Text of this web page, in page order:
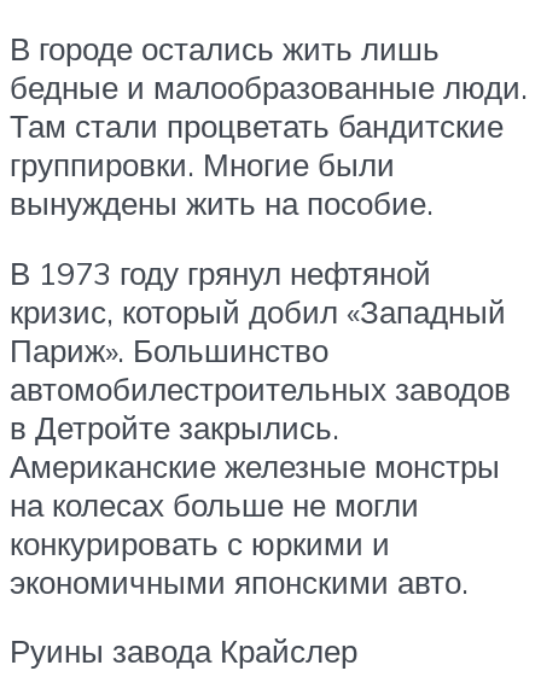
В городе остались жить лишь
бедные и малообразованные люди.
Там стали процветать бандитские
группировки. Многие были
вынуждены жить на пособие.
В 1973 году грянул нефтяной
кризис, который добил «Западный
Париж». Большинство
автомобилестроительных заводов
в Детройте закрылись.
Американские железные монстры
на колесах больше не могли
конкурировать с юркими и
экономичными японскими авто.
Руины завода Крайслер